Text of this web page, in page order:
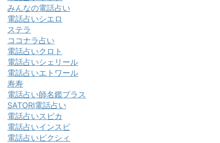
みんなの電話占い
電話占いシエロ
ステラ
ココナラ占い
電話占いクロト
電話占いシェリール
電話占いエトワール
寿寿
電話占い師名鑑プラス
SATORI電話占い
電話占いスピカ
電話占いインスピ
電話占いピクシィ